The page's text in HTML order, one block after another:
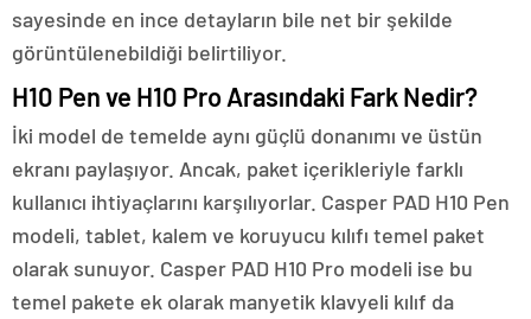
sayesinde en ince detayların bile net bir şekilde
görüntülenebildiği belirtiliyor.
H10 Pen ve H10 Pro Arasındaki Fark Nedir?
İki model de temelde aynı güçlü donanımı ve üstün
ekranı paylaşıyor. Ancak, paket içerikleriyle farklı
kullanıcı ihtiyaçlarını karşılıyorlar. Casper PAD H10 Pen
modeli, tablet, kalem ve koruyucu kılıfı temel paket
olarak sunuyor. Casper PAD H10 Pro modeli ise bu
temel pakete ek olarak manyetik klavyeli kılıf da